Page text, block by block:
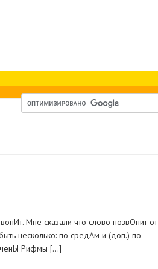
Мне сказали что слово позвОнит от
несколько: по средАм и (доп.) по
Рифмы […]